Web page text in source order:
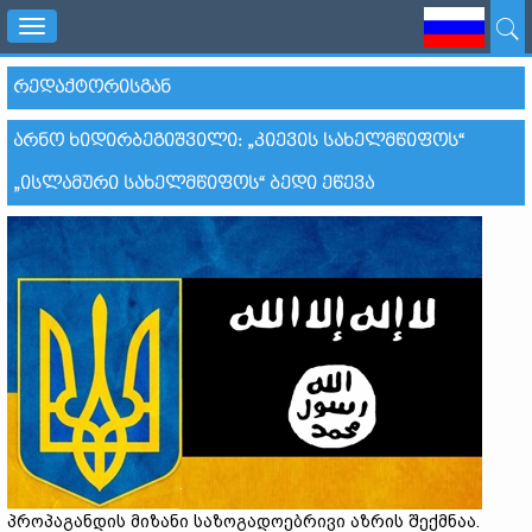
Toggle
navigation
ᲠᲔᲓᲐᲥᲢᲝᲠᲘᲡᲒᲐᲜ
ᲐᲠᲜᲝ ᲮᲘᲓᲘᲠᲑᲔᲒᲘᲨᲕᲘᲚᲘ: „ᲙᲘᲔᲕᲘᲡ ᲡᲐᲮᲔᲚᲛᲬᲘᲤᲝᲡ“
„ᲘᲡᲚᲐᲛᲣᲠᲘ ᲡᲐᲮᲔᲚᲛᲬᲘᲤᲝᲡ“ ᲑᲔᲓᲘ ᲔᲬᲔᲕᲐ
პროპაგანდის მიზანი საზოგადოებრივი აზრის შექმნაა.